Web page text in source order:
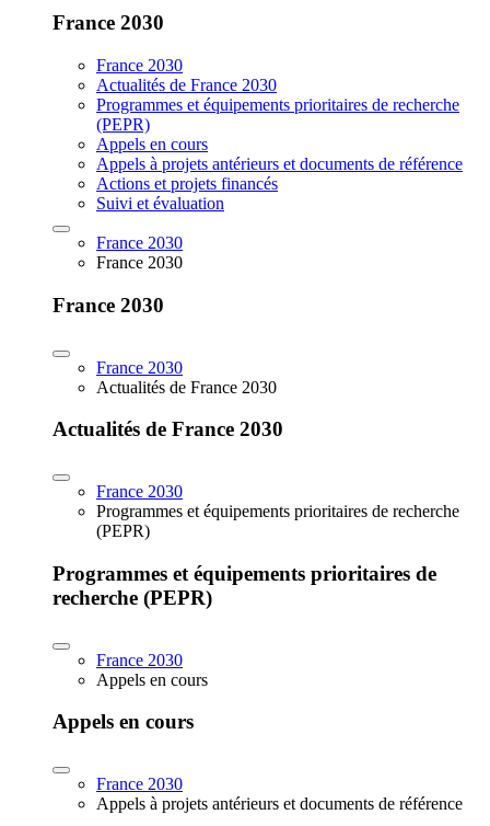
France 2030
France 2030
Actualités de France 2030
Programmes et équipements prioritaires de recherche
(PEPR)
Appels en cours
Appels à projets antérieurs et documents de référence
Actions et projets financés
Suivi et évaluation
France 2030
France 2030
France 2030
France 2030
Actualités de France 2030
Actualités de France 2030
France 2030
Programmes et équipements prioritaires de recherche
(PEPR)
Programmes et équipements prioritaires de
recherche (PEPR)
France 2030
Appels en cours
Appels en cours
France 2030
Appels à projets antérieurs et documents de référence